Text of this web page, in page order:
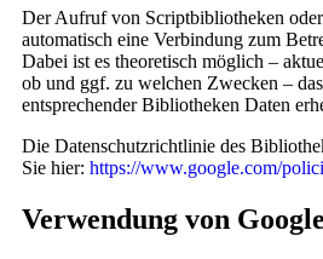
Der Aufruf von Scriptbibliotheken
automatisch eine Verbindung zum
Dabei ist es theoretisch möglich –
ob und ggf. zu welchen Zwecken –
entsprechender Bibliotheken Daten
Die Datenschutzrichtlinie des
Sie hier: https://www.google.com/
Verwendung von